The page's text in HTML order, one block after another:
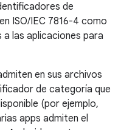
de
ISO/IEC 7816-4 como
las aplicaciones para
en sus archivos
de categoría que
(por ejemplo,
apps admiten el